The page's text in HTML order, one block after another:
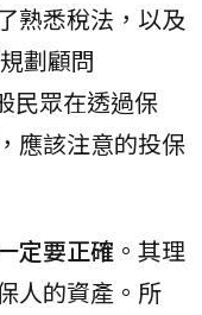
熟悉稅法，以及
劃顧問
民眾在透過保
應該注意的投保
定要正確 。其理
人的資產。所